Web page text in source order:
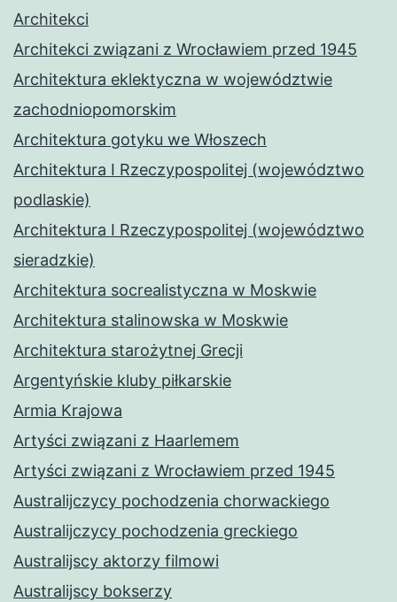
Architekci
Architekci związani z Wrocławiem przed 1945
Architektura eklektyczna w województwie
zachodniopomorskim
Architektura gotyku we Włoszech
Architektura I Rzeczypospolitej (województwo
podlaskie)
Architektura I Rzeczypospolitej (województwo
sieradzkie)
Architektura socrealistyczna w Moskwie
Architektura stalinowska w Moskwie
Architektura starożytnej Grecji
Argentyńskie kluby piłkarskie
Armia Krajowa
Artyści związani z Haarlemem
Artyści związani z Wrocławiem przed 1945
Australijczycy pochodzenia chorwackiego
Australijczycy pochodzenia greckiego
Australijscy aktorzy filmowi
Australijscy bokserzy